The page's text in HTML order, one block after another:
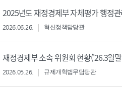
2025년도 재정경제부 자체평가 행정
2026.06.26. 혁신정책담당관
재정경제부 소속 위원회 현황('26.3월
2026.05.26. 규제개혁법무담당관